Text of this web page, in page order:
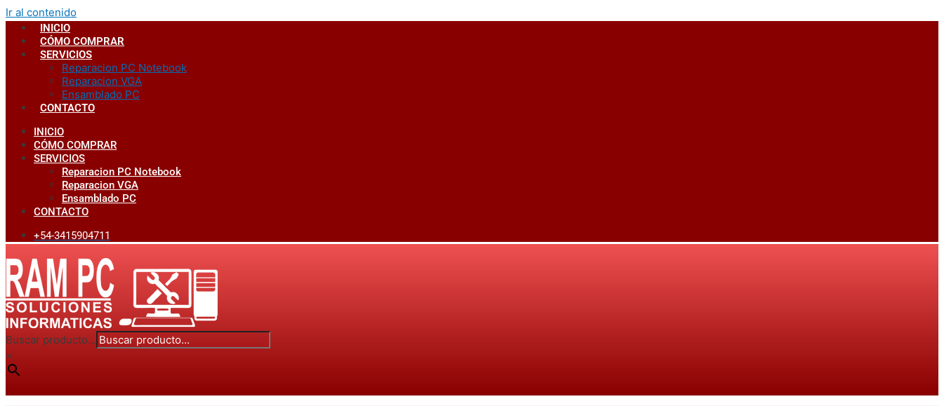
Ir al contenido
INICIO
CÓMO COMPRAR
SERVICIOS
Reparacion PC Notebook
Reparacion VGA
Ensamblado PC
CONTACTO
INICIO
CÓMO COMPRAR
SERVICIOS
Reparacion PC Notebook
Reparacion VGA
Ensamblado PC
CONTACTO
+54-3415904711
Buscar producto...
×